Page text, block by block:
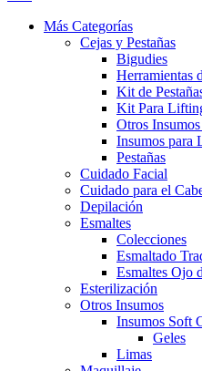
Más Categorías
Cejas y Pestañas
Bigudies
Herramientas
Kit de
Kit Para
Otros
Insumos para
Pestañas
Cuidado Facial
Cuidado para el
Depilación
Esmaltes
Colecciones
Esmaltado
Esmaltes Ojo
Esterilización
Otros Insumos
Insumos Soft
Geles
Limas